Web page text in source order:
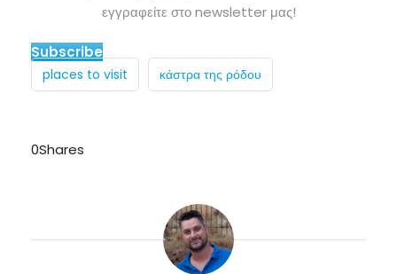
εγγραφείτε στο newsletter μας!
Subscribe
places to visit κάστρα της ρόδου
0Shares